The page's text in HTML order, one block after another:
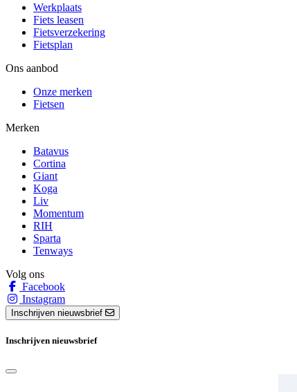
Werkplaats
Fiets leasen
Fietsverzekering
Fietsplan
Ons aanbod
Onze merken
Fietsen
Merken
Batavus
Cortina
Giant
Koga
Liv
Momentum
RIH
Sparta
Tenways
Volg ons
Facebook
Instagram
Inschrijven nieuwsbrief
Inschrijven nieuwsbrief